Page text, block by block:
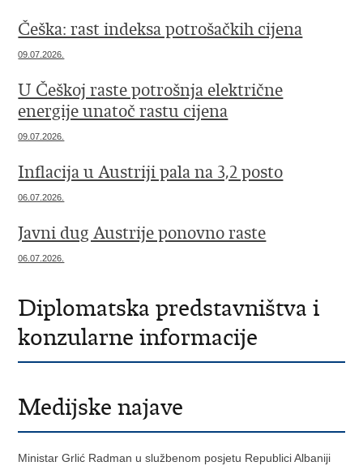
Češka: rast indeksa potrošačkih cijena
09.07.2026.
U Češkoj raste potrošnja električne
energije unatoč rastu cijena
09.07.2026.
Inflacija u Austriji pala na 3,2 posto
06.07.2026.
Javni dug Austrije ponovno raste
06.07.2026.
Diplomatska predstavništva i
konzularne informacije
Medijske najave
Ministar Grlić Radman u službenom posjetu Republici Albaniji